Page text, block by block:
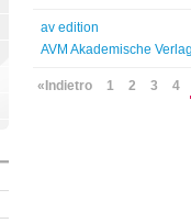
av edition
AVM Akademische
«Indietro 1 2 3 4